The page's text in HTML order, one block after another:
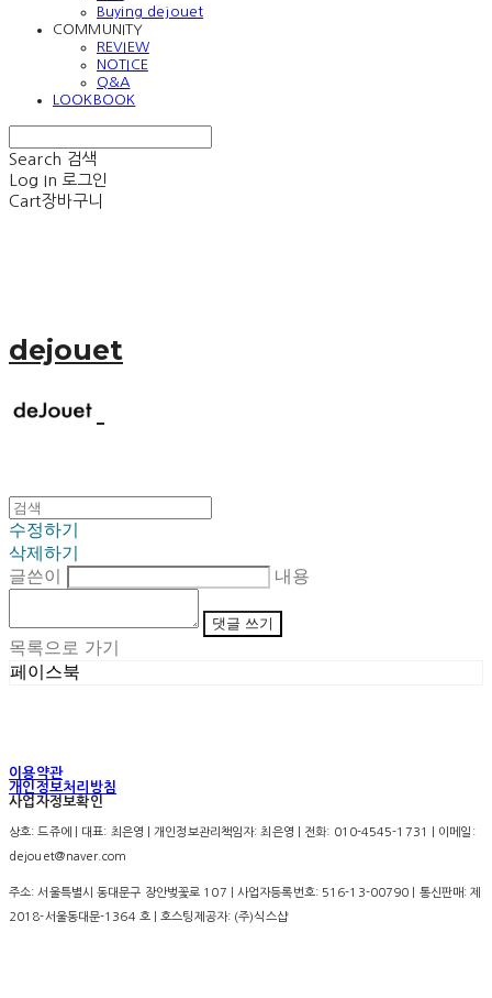
Buying dejouet
COMMUNITY
REVIEW
NOTICE
Q&A
LOOKBOOK
Search 검색
Log In 로그인
Cart장바구니
dejouet
수정하기
삭제하기
글쓴이
내용
댓글 쓰기
목록으로 가기
페이스북
이용약관
개인정보처리방침
사업자정보확인
상호: 드쥬에 | 대표: 최은영 | 개인정보관리책임자: 최은영 | 전화: 010-4545-1731 | 이메일:
dejouet@naver.com
주소: 서울특별시 동대문구 장안벚꽃로 107 | 사업자등록번호: 516-13-00790 | 통신판매:제
2018-서울동대문-1364 호| 호스팅제공자: (주)식스샵